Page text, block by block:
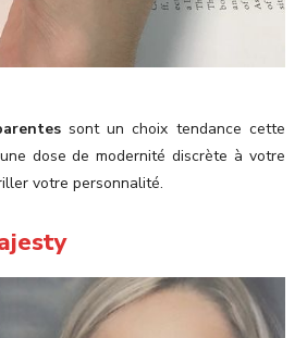
sont un choix tendance cette
dose de modernité discrète à votre
votre personnalité.